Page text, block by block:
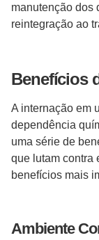
manutenção dos
reintegração ao
Benefícios
A internação em
dependência
uma série de
que lutam contra
benefícios mais
Ambiente